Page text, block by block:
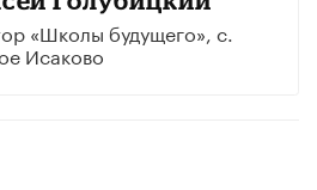
«Школы будущего», с.
Исаково